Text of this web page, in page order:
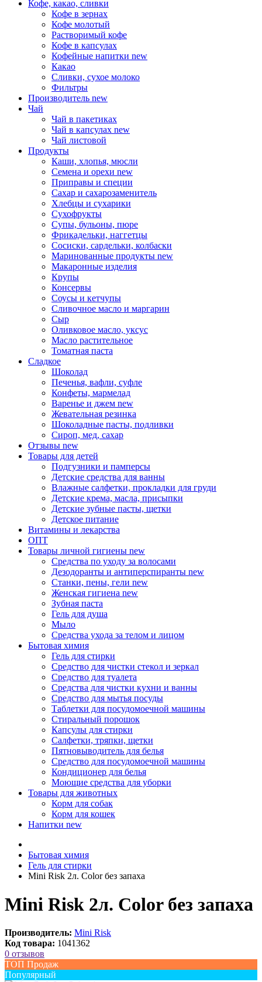
Кофе, какао, сливки
Кофе в зернах
Кофе молотый
Растворимый кофе
Кофе в капсулах
Кофейные напитки new
Какао
Сливки, сухое молоко
Фильтры
Производитель new
Чай
Чай в пакетиках
Чай в капсулах new
Чай листовой
Продукты
Каши, хлопья, мюсли
Семена и орехи new
Приправы и специи
Сахар и сахарозаменитель
Хлебцы и сухарики
Сухофрукты
Супы, бульоны, пюре
Фрикадельки, наггетцы
Сосиски, сардельки, колбаски
Маринованные продукты new
Макаронные изделия
Крупы
Консервы
Соусы и кетчупы
Сливочное масло и маргарин
Сыр
Оливковое масло, уксус
Масло растительное
Томатная паста
Сладкое
Шоколад
Печенья, вафли, суфле
Конфеты, мармелад
Варенье и джем new
Жевательная резинка
Шоколадные пасты, подливки
Сироп, мед, сахар
Отзывы new
Товары для детей
Подгузники и памперсы
Детские средства для ванны
Влажные салфетки, прокладки для груди
Детские крема, масла, присыпки
Детские зубные пасты, щетки
Детское питание
Витамины и лекарства
ОПТ
Товары личной гигиены new
Средства по уходу за волосами
Дезодоранты и антиперспиранты new
Станки, пены, гели new
Женская гигиена new
Зубная паста
Гель для душа
Мыло
Средства ухода за телом и лицом
Бытовая химия
Гель для стирки
Средство для чистки стекол и зеркал
Средство для туалета
Средства для чистки кухни и ванны
Средство для мытья посуды
Таблетки для посудомоечной машины
Стиральный порошок
Капсулы для стирки
Салфетки, тряпки, щетки
Пятновыводитель для белья
Средство для посудомоечной машины
Кондиционер для белья
Моющие средства для уборки
Товары для животных
Корм для собак
Корм для кошек
Напитки new
Бытовая химия
Гель для стирки
Mini Risk 2л. Color без запаха
Mini Risk 2л. Color без запаха
Производитель: Mini Risk
Код товара: 1041362
0 отзывов
ТОП Продаж
Популярный